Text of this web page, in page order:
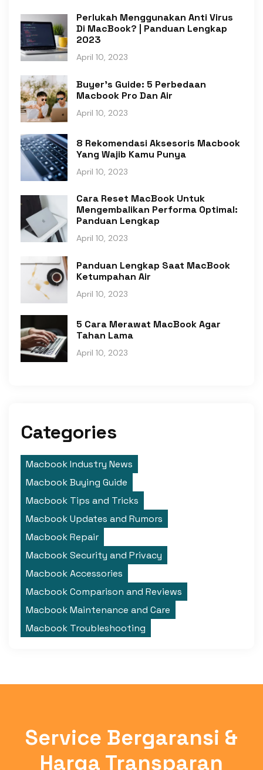
Perlukah Menggunakan Anti Virus
Di MacBook? | Panduan Lengkap
2023
April 10, 2023
Buyer's Guide: 5 Perbedaan
Macbook Pro Dan Air
April 10, 2023
8 Rekomendasi Aksesoris Macbook
Yang Wajib Kamu Punya
April 10, 2023
Cara Reset MacBook Untuk
Mengembalikan Performa Optimal:
Panduan Lengkap
April 10, 2023
Panduan Lengkap Saat MacBook
Ketumpahan Air
April 10, 2023
5 Cara Merawat MacBook Agar
Tahan Lama
April 10, 2023
Categories
Macbook Industry News
Macbook Buying Guide
Macbook Tips and Tricks
Macbook Updates and Rumors
Macbook Repair
Macbook Security and Privacy
Macbook Accessories
Macbook Comparison and Reviews
Macbook Maintenance and Care
Macbook Troubleshooting
Service Bergaransi &
Harga Transparan